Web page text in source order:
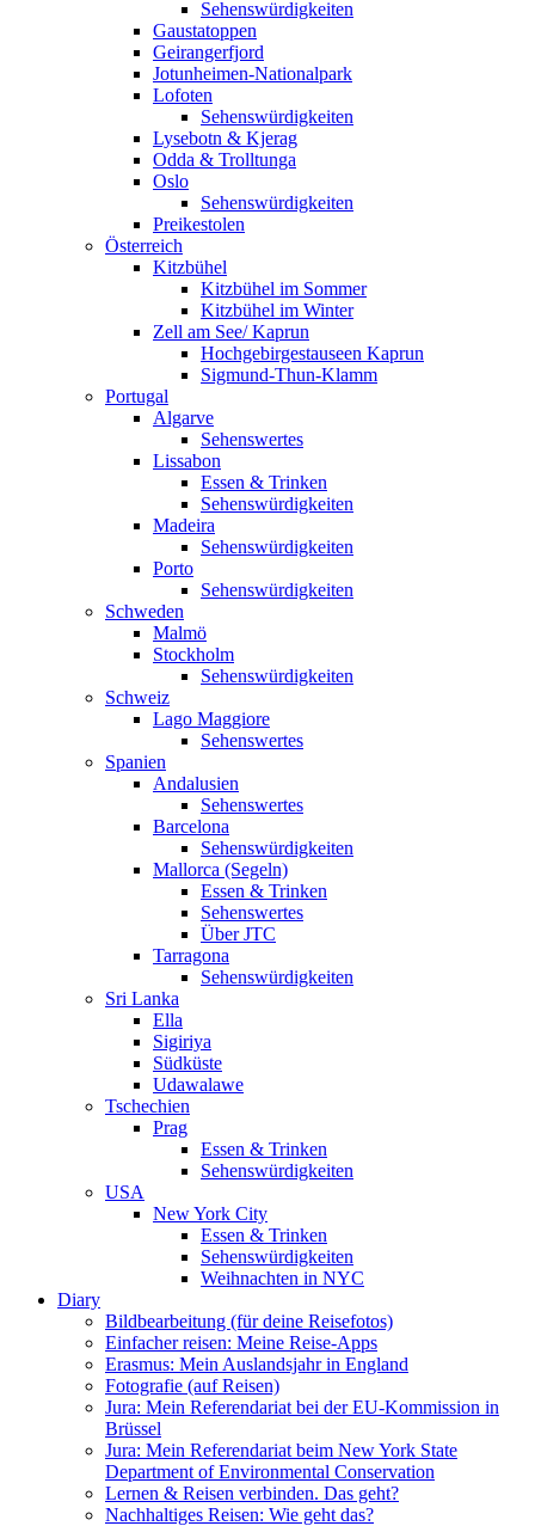
Sehenswürdigkeiten
Gaustatoppen
Geirangerfjord
Jotunheimen-Nationalpark
Lofoten
Sehenswürdigkeiten
Lysebotn & Kjerag
Odda & Trolltunga
Oslo
Sehenswürdigkeiten
Preikestolen
Österreich
Kitzbühel
Kitzbühel im Sommer
Kitzbühel im Winter
Zell am See/ Kaprun
Hochgebirgestauseen Kaprun
Sigmund-Thun-Klamm
Portugal
Algarve
Sehenswertes
Lissabon
Essen & Trinken
Sehenswürdigkeiten
Madeira
Sehenswürdigkeiten
Porto
Sehenswürdigkeiten
Schweden
Malmö
Stockholm
Sehenswürdigkeiten
Schweiz
Lago Maggiore
Sehenswertes
Spanien
Andalusien
Sehenswertes
Barcelona
Sehenswürdigkeiten
Mallorca (Segeln)
Essen & Trinken
Sehenswertes
Über JTC
Tarragona
Sehenswürdigkeiten
Sri Lanka
Ella
Sigiriya
Südküste
Udawalawe
Tschechien
Prag
Essen & Trinken
Sehenswürdigkeiten
USA
New York City
Essen & Trinken
Sehenswürdigkeiten
Weihnachten in NYC
Diary
Bildbearbeitung (für deine Reisefotos)
Einfacher reisen: Meine Reise-Apps
Erasmus: Mein Auslandsjahr in England
Fotografie (auf Reisen)
Jura: Mein Referendariat bei der EU-Kommission in
Brüssel
Jura: Mein Referendariat beim New York State
Department of Environmental Conservation
Lernen & Reisen verbinden. Das geht?
Nachhaltiges Reisen: Wie geht das?